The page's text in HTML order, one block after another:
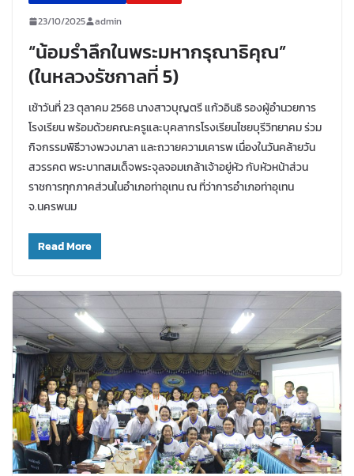
23/10/2025 admin
“น้อมรำลึกในพระมหากรุณาธิคุณ”
(ในหลวงรัชกาลที่ 5)
เช้าวันที่ 23 ตุลาคม 2568 นางสาวบุญตรี แก้วอินธิ รองผู้อำนวยการ
โรงเรียน พร้อมด้วยคณะครูและบุคลากรโรงเรียนไชยบุรีวิทยาคม ร่วม
กิจกรรมพิธีวางพวงมาลา และถวายความเคารพ เนื่องในวันคล้ายวัน
สวรรคต พระบาทสมเด็จพระจุลจอมเกล้าเจ้าอยู่หัว กับหัวหน้าส่วน
ราชการทุกภาคส่วนในอำเภอท่าอุเทน ณ ที่ว่าการอำเภอท่าอุเทน
จ.นครพนม
Read More